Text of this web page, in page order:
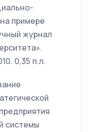
примере
журнал
0,35 п.л.
системы